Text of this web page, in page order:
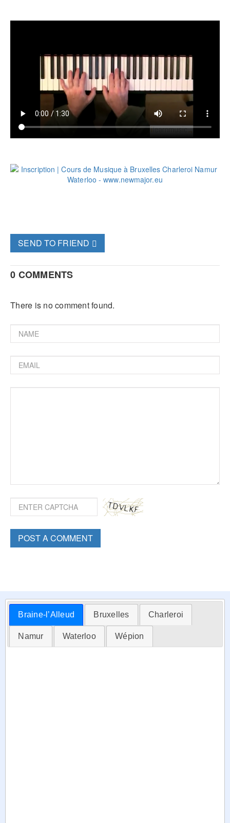
SEND TO FRIEND
0 COMMENTS
There is no comment found.
POST A COMMENT
Braine-l’Alleud Bruxelles Charleroi
Namur Waterloo Wépion